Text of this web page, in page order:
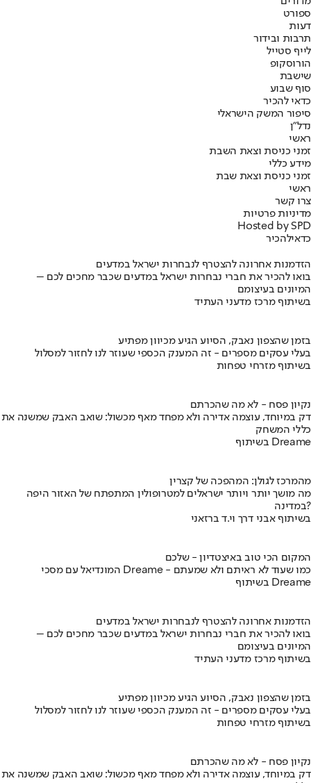
ספורט
דעות
תרבות ובידור
לייף סטייל
הורוסקופ
שישבת
סוף שבוע
כדאי להכיר
סיפור המשק הישראלי
נדל"ן
ראשי
זמני כניסת וצאת השבת
מידע כללי
זמני כניסת וצאת שבת
ראשי
צרו קשר
מדיניות פרטיות
Hosted by SPD
כדאילהכיר
הזדמנות אחרונה להצטרף לנבחרות ישראל במדעים
בואו להכיר את חברי נבחרות ישראל במדעים שכבר מחכים לכם –
המיונים בעיצומם
בשיתוף מרכז מדעני העתיד
בזמן שהצפון נאבק, הסיוע הגיע מכיוון מפתיע
בעלי עסקים מספרים - זה המענק הכספי שעוזר לנו לחזור למסלול
בשיתוף מזרחי טפחות
נקיון פסח - לא מה שהכרתם
דק במיוחד, עוצמה אדירה ולא מפחד מאף מכשול: שואב האבק שמשנה את
כללי המשחק
בשיתוף Dreame
מהמרכז לגולן: המהפכה של קצרין
מה מושך יותר ויותר ישראלים למטרופולין המתפתח של האזור היפה
במדינה?
בשיתוף אבני דרך וי.ד ברזאני
המקום הכי טוב באיצטדיון - שלכם
המונדיאל עם מסכי Dreame - כמו שעוד לא ראיתם ולא שמעתם
בשיתוף Dreame
הזדמנות אחרונה להצטרף לנבחרות ישראל במדעים
בואו להכיר את חברי נבחרות ישראל במדעים שכבר מחכים לכם –
המיונים בעיצומם
בשיתוף מרכז מדעני העתיד
בזמן שהצפון נאבק, הסיוע הגיע מכיוון מפתיע
בעלי עסקים מספרים - זה המענק הכספי שעוזר לנו לחזור למסלול
בשיתוף מזרחי טפחות
נקיון פסח - לא מה שהכרתם
דק במיוחד, עוצמה אדירה ולא מפחד מאף מכשול: שואב האבק שמשנה את